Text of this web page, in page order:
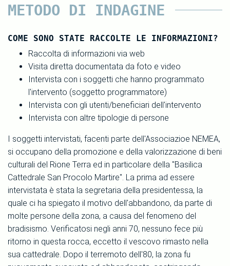
METODO DI INDAGINE
COME SONO STATE RACCOLTE LE INFORMAZIONI?
Raccolta di informazioni via web
Visita diretta documentata da foto e video
Intervista con i soggetti che hanno programmato
l'intervento (soggetto programmatore)
Intervista con gli utenti/beneficiari dell'intervento
Intervista con altre tipologie di persone
I soggetti intervistati, facenti parte dell'Associazioe NEMEA,
si occupano della promozione e della valorizzazione di beni
culturali del Rione Terra ed in particolare della "Basilica
Cattedrale San Procolo Martire". La prima ad essere
intervistata è stata la segretaria della presidentessa, la
quale ci ha spiegato il motivo dell'abbandono, da parte di
molte persone della zona, a causa del fenomeno del
bradisismo. Verificatosi negli anni 70, nessuno fece più
ritorno in questa rocca, eccetto il vescovo rimasto nella
sua cattedrale. Dopo il terremoto dell'80, la zona fu